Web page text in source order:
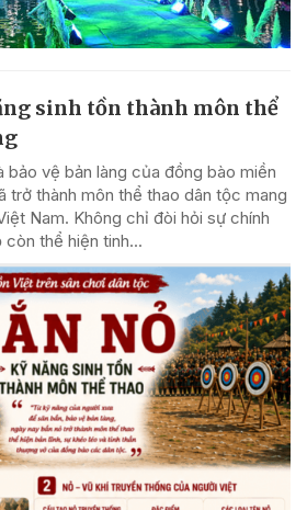
sinh tồn thành môn thể
bảo vệ bản làng của đồng bào miền
trở thành môn thể thao dân tộc mang
Nam. Không chỉ đòi hỏi sự chính
còn thể hiện tinh...